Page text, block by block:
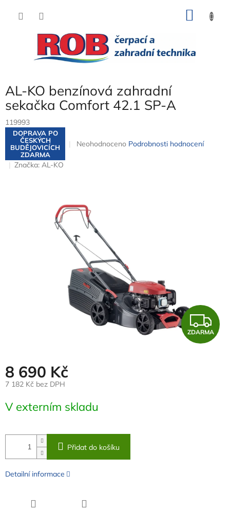
AL-KO benzínová zahradní
sekačka Comfort 42.1 SP-A
119993
DOPRAVA PO
ČESKÝCH
BUDĚJOVICÍCH
ZDARMA
Průměrné
hvězdiček.
Neohodnoceno Podrobnosti hodnocení
Značka: AL-KO
Z
D
ZDARMA
8 690 Kč
7 182 Kč bez DPH
cena:
V externím skladu
Přidat do košíku
Detailní informace